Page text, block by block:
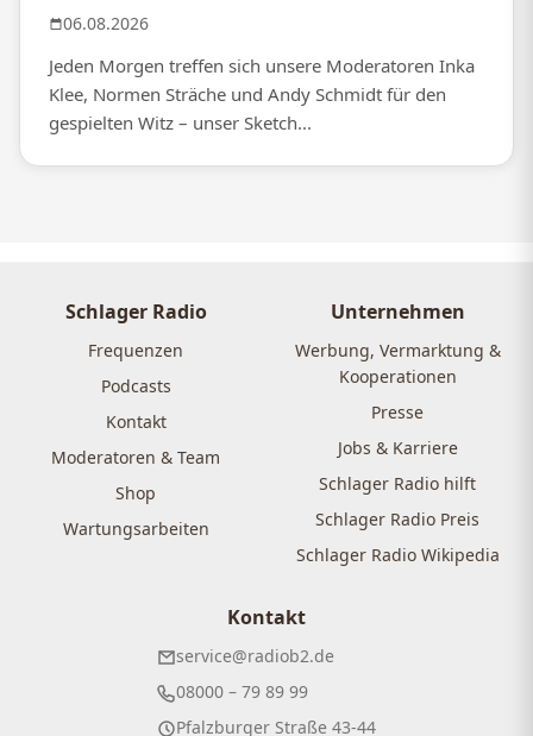
06.08.2026
Jeden Morgen treffen sich unsere Moderatoren Inka
Klee, Normen Sträche und Andy Schmidt für den
gespielten Witz – unser Sketch...
Schlager Radio
Frequenzen
Podcasts
Kontakt
Moderatoren & Team
Shop
Wartungsarbeiten
Unternehmen
Werbung, Vermarktung &
Kooperationen
Presse
Jobs & Karriere
Schlager Radio hilft
Schlager Radio Preis
Schlager Radio Wikipedia
Kontakt
service@radiob2.de
08000 – 79 89 99
Pfalzburger Straße 43-44